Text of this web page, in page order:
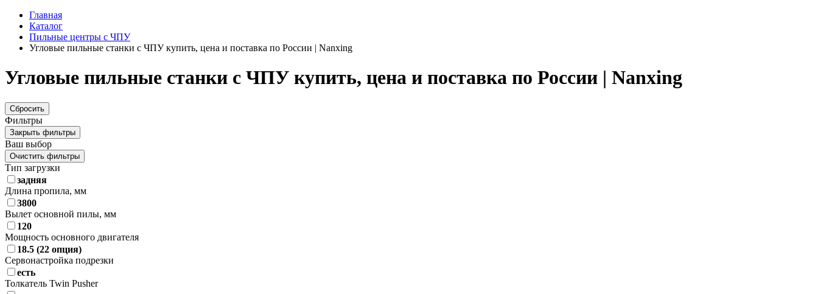
Главная
Каталог
Пильные центры с ЧПУ
Угловые пильные станки с ЧПУ купить, цена и поставка по России | Nanxing
Угловые пильные станки с ЧПУ купить, цена и поставка по России | Nanxing
Сбросить
Фильтры
Закрыть фильтры
Ваш выбор
Очистить фильтры
Тип загрузки
задняя
Длина пропила, мм
3800
Вылет основной пилы, мм
120
Мощность основного двигателя
18.5 (22 опция)
Сервонастройка подрезки
есть
Толкатель Twin Pusher